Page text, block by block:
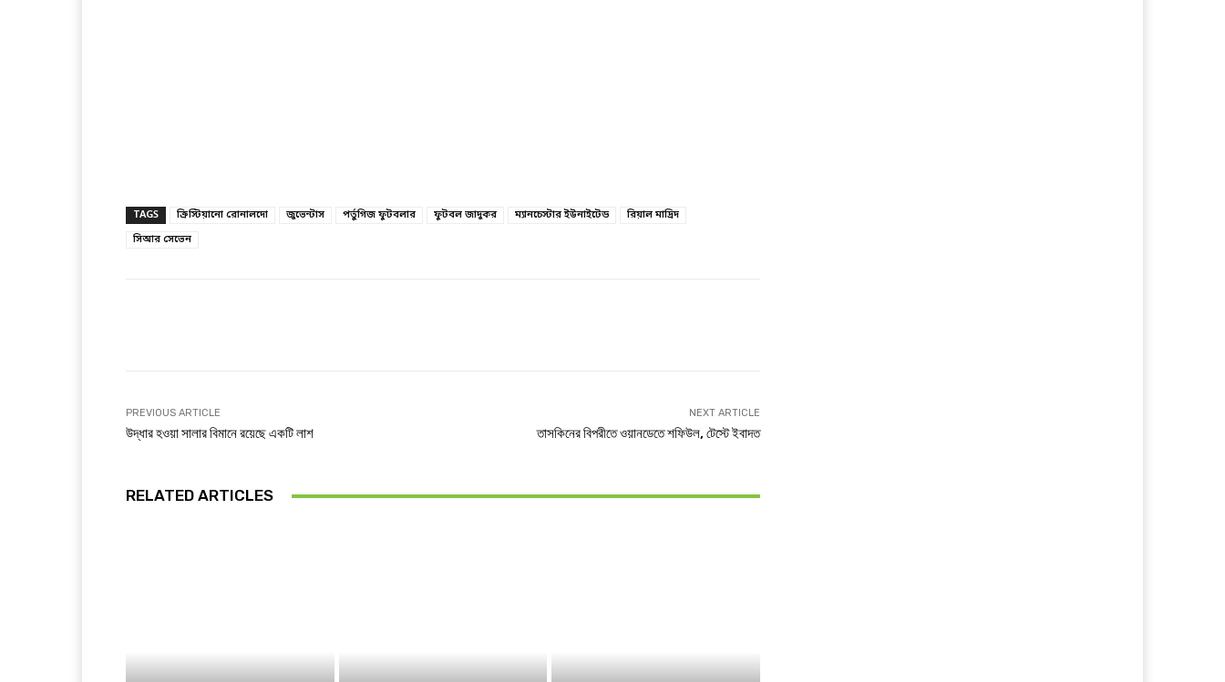
TAGS ক্রিস্টিয়ানো রোনালদো জুভেন্টাস পর্তুগিজ ফুটবলার ফুটবল জাদুকর ম্যানচেস্টার ইউনাইটেড
রিয়াল মাদ্রিদ
সিআর সেভেন
PREVIOUS ARTICLE
উদ্ধার হওয়া সালার বিমানে রয়েছে একটি লাশ
NEXT ARTICLE
তাসকিনের বিপরীতে ওয়ানডেতে শফিউল, টেস্টে ইবাদত
RELATED ARTICLES